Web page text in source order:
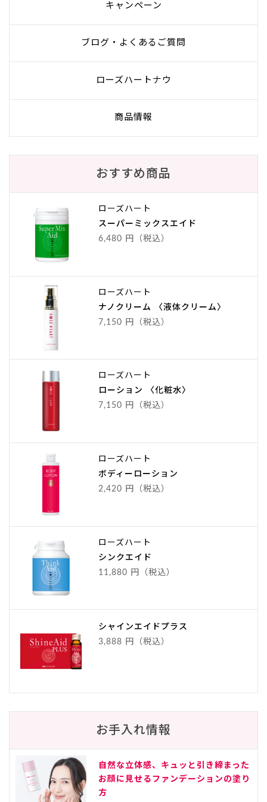
キャンペーン
ブログ・よくあるご質問
ローズハートナウ
商品情報
おすすめ商品
ローズハート
スーパーミックスエイド
6,480 円（税込）
ローズハート
ナノクリーム 〈液体クリーム〉
7,150 円（税込）
ローズハート
ローション 〈化粧水〉
7,150 円（税込）
ローズハート
ボディーローション
2,420 円（税込）
ローズハート
シンクエイド
11,880 円（税込）
シャインエイドプラス
3,888 円（税込）
お手入れ情報
自然な立体感、キュッと引き締まった
お顔に見せるファンデーションの塗り
方